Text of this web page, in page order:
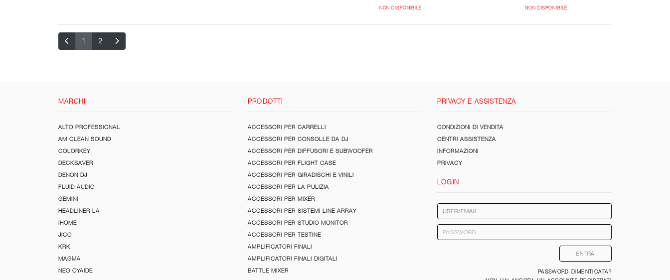
NON DISPONIBILE NON DISPONIBILE
1 2
MARCHI
ALTO PROFESSIONAL
AM CLEAN SOUND
COLORKEY
DECKSAVER
DENON DJ
FLUID AUDIO
GEMINI
HEADLINER LA
iHOME
JICO
KRK
MAGMA
NEO OYAIDE
PRODOTTI
ACCESSORI PER CARRELLI
ACCESSORI PER CONSOLLE DA DJ
ACCESSORI PER DIFFUSORI E SUBWOOFER
ACCESSORI PER FLIGHT CASE
ACCESSORI PER GIRADISCHI E VINILI
ACCESSORI PER LA PULIZIA
ACCESSORI PER MIXER
ACCESSORI PER SISTEMI LINE ARRAY
ACCESSORI PER STUDIO MONITOR
ACCESSORI PER TESTINE
AMPLIFICATORI FINALI
AMPLIFICATORI FINALI DIGITALI
BATTLE MIXER
PRIVACY E ASSISTENZA
CONDIZIONI DI VENDITA
CENTRI ASSISTENZA
INFORMAZIONI
PRIVACY
LOGIN
PASSWORD DIMENTICATA?